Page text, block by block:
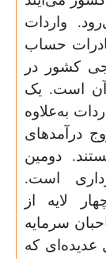
واردات
حساب
کشور در
آن است. یک
به‌علاوه
درآمدهای
دومین
است.
لایه از
سرمایه
که